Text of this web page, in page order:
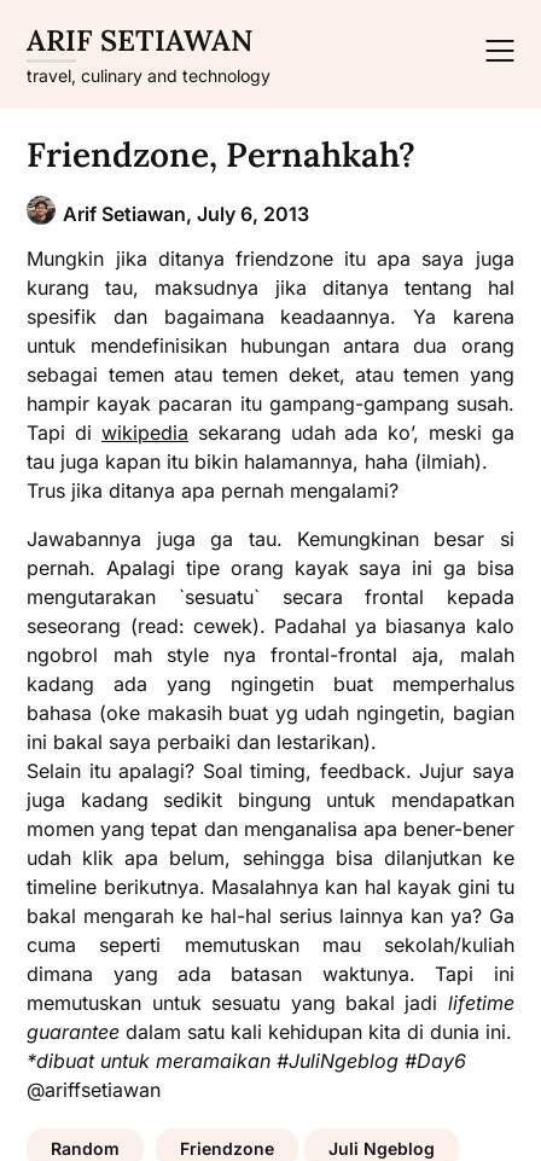
content
ARIF SETIAWAN
travel, culinary and technology
Friendzone, Pernahkah?
Arif Setiawan,July 6, 2013
Mungkin jika ditanya friendzone itu apa saya juga
kurang tau, maksudnya jika ditanya tentang hal
spesifik dan bagaimana keadaannya. Ya karena
untuk mendefinisikan hubungan antara dua orang
sebagai temen atau temen deket, atau temen yang
hampir kayak pacaran itu gampang-gampang susah.
Tapi di wikipedia sekarang udah ada ko’, meski ga
tau juga kapan itu bikin halamannya, haha (ilmiah).
Trus jika ditanya apa pernah mengalami?
Jawabannya juga ga tau. Kemungkinan besar si
pernah. Apalagi tipe orang kayak saya ini ga bisa
mengutarakan `sesuatu` secara frontal kepada
seseorang (read: cewek). Padahal ya biasanya kalo
ngobrol mah style nya frontal-frontal aja, malah
kadang ada yang ngingetin buat memperhalus
bahasa (oke makasih buat yg udah ngingetin, bagian
ini bakal saya perbaiki dan lestarikan).
Selain itu apalagi? Soal timing, feedback. Jujur saya
juga kadang sedikit bingung untuk mendapatkan
momen yang tepat dan menganalisa apa bener-bener
udah klik apa belum, sehingga bisa dilanjutkan ke
timeline berikutnya. Masalahnya kan hal kayak gini tu
bakal mengarah ke hal-hal serius lainnya kan ya? Ga
cuma seperti memutuskan mau sekolah/kuliah
dimana yang ada batasan waktunya. Tapi ini
memutuskan untuk sesuatu yang bakal jadi lifetime
guarantee dalam satu kali kehidupan kita di dunia ini.
*dibuat untuk meramaikan #JuliNgeblog #Day6
@ariffsetiawan
Random Friendzone Juli Ngeblog